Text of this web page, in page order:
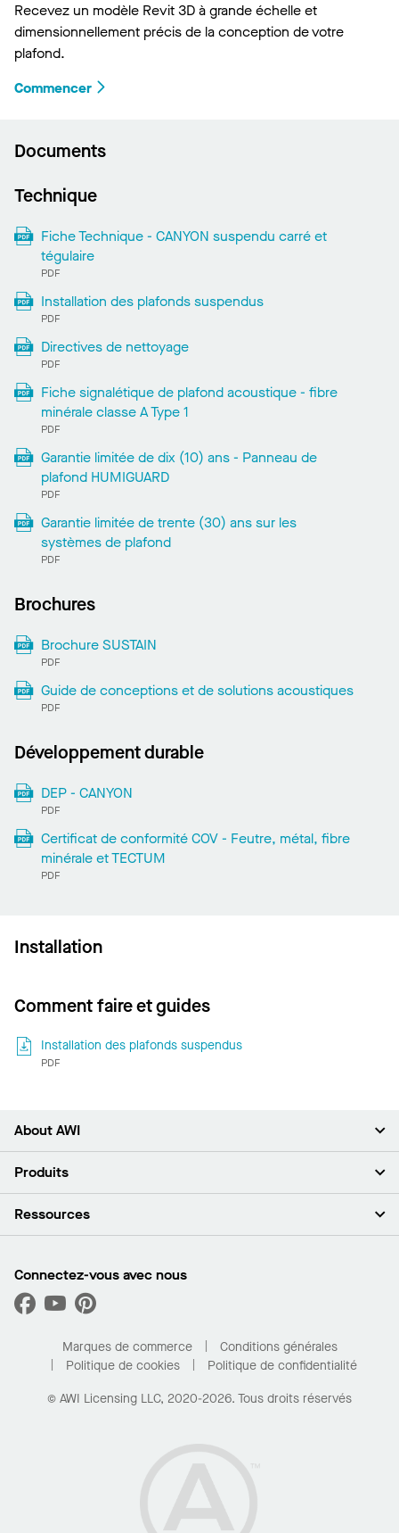
Recevez un modèle Revit 3D à grande échelle et
dimensionnellement précis de la conception de votre
plafond.
Commencer
Documents
Technique
Fiche Technique - CANYON suspendu carré et
tégulaire
PDF
Installation des plafonds suspendus
PDF
Directives de nettoyage
PDF
Fiche signalétique de plafond acoustique - fibre
minérale classe A Type 1
PDF
Garantie limitée de dix (10) ans - Panneau de
plafond HUMIGUARD
PDF
Garantie limitée de trente (30) ans sur les
systèmes de plafond
PDF
Brochures
Brochure SUSTAIN
PDF
Guide de conceptions et de solutions acoustiques
PDF
Développement durable
DEP - CANYON
PDF
Certificat de conformité COV - Feutre, métal, fibre
minérale et TECTUM
PDF
Installation
Comment faire et guides
Installation des plafonds suspendus
PDF
About AWI
À propos de nous
Espace presse
Quelles sont mes options d’achat?
Produits
Plafonds
Capacités sur mesure
Performance
Ressources
Trouver un distributeur
Trouver un distributeur
Pour la maison
Connectez-vous avec nous
Marques de commerce
Conditions générales
Politique de cookies
Politique de confidentialité
© AWI Licensing LLC, 2020-2026. Tous droits réservés